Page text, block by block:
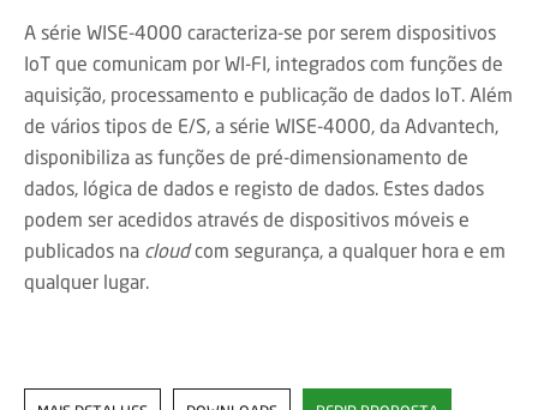
A série WISE-4000 caracteriza-se por serem dispositivos
IoT que comunicam por WI-FI, integrados com funções de
aquisição, processamento e publicação de dados IoT. Além
de vários tipos de E/S, a série WISE-4000, da Advantech,
disponibiliza as funções de pré-dimensionamento de
dados, lógica de dados e registo de dados. Estes dados
podem ser acedidos através de dispositivos móveis e
publicados na cloudcom segurança, a qualquer hora e em
qualquer lugar.